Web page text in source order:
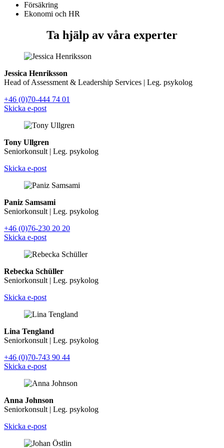
Försäkring
Ekonomi och HR
Ta hjälp av våra experter
Jessica Henriksson
Head of Assessment & Leadership Services | Leg. psykolog
+46 (0)70-444 74 01
Skicka e-post
Tony Ullgren
Seniorkonsult | Leg. psykolog
Skicka e-post
Paniz Samsami
Seniorkonsult | Leg. psykolog
+46 (0)76-230 20 20
Skicka e-post
Rebecka Schüller
Seniorkonsult | Leg. psykolog
Skicka e-post
Lina Tengland
Seniorkonsult | Leg. psykolog
+46 (0)70-743 90 44
Skicka e-post
Anna Johnson
Seniorkonsult | Leg. psykolog
Skicka e-post